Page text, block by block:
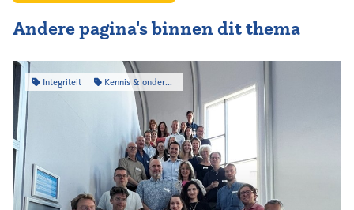
Andere pagina's binnen dit thema
Integriteit Kennis & onderzoek